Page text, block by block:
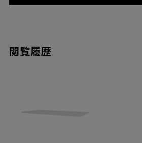
閲覧履歴